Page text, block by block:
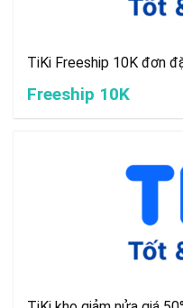
TiKi Freeship 10K đơn
Freeship 10K